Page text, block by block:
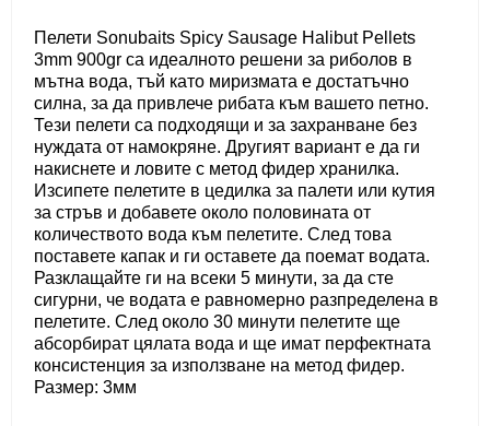
Пелети Sonubaits Spicy Sausage Halibut Pellets
3mm 900gr са идеалното решени за риболов в
мътна вода, тъй като миризмата е достатъчно
силна, за да привлече рибата към вашето петно.
Тези пелети са подходящи и за захранване без
нуждата от намокряне. Другият вариант е да ги
накиснете и ловите с метод фидер хранилка.
Изсипете пелетите в цедилка за палети или кутия
за стръв и добавете около половината от
количеството вода към пелетите. След това
поставете капак и ги оставете да поемат водата.
Разклащайте ги на всеки 5 минути, за да сте
сигурни, че водата е равномерно разпределена в
пелетите. След около 30 минути пелетите ще
абсорбират цялата вода и ще имат перфектната
консистенция за използване на метод фидер.
Размер: 3мм